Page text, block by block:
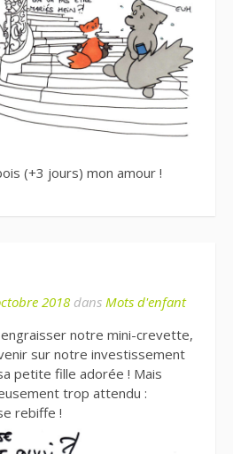
(+3 jours) mon amour !
2018 dans Mots d'enfant
notre mini-crevette,
sur notre investissement
petite fille adorée ! Mais
trop attendu :
rebiffe !